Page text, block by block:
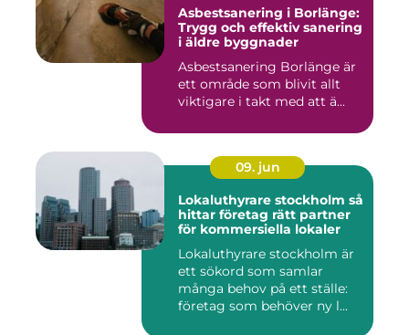
Asbestsanering i Borlänge:
Trygg och effektiv sanering
i äldre byggnader
Asbestsanering Borlänge är
ett område som blivit allt
viktigare i takt med att ä...
09. jun
Lokaluthyrare stockholm så
hittar företag rätt partner
för kommersiella lokaler
Lokaluthyrare stockholm är
ett sökord som samlar
många behov på ett ställe:
företag som behöver ny l...